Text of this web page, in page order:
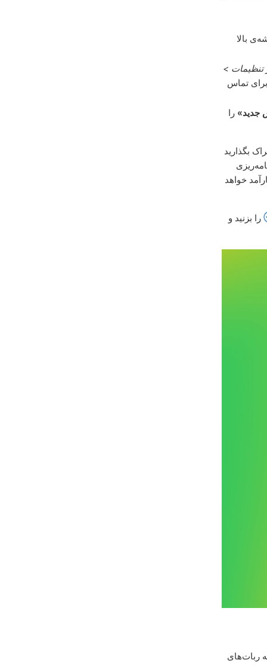
بالا
تنظیمات >
برای تماس
جدید» را
بگذارید
خواهد
را بزنید و
ربات‌های